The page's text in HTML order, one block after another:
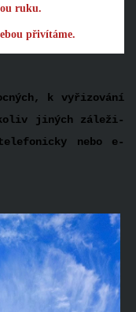
ruku.
přivítáme.
k vyřizování
jiných záleži­
nebo e-